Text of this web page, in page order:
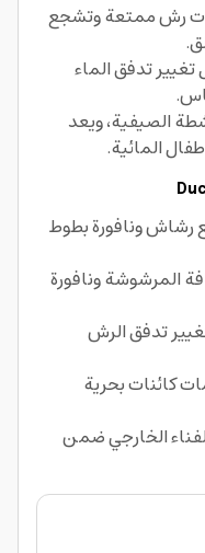
رش ممتعة وتشجع
تدفق الماء
الصيفية، ويعد
المائية.
رشاش ونافورة بطوط
المرشوشة ونافورة
تدفق الرش
كائنات بحرية
الخارجي ضمن